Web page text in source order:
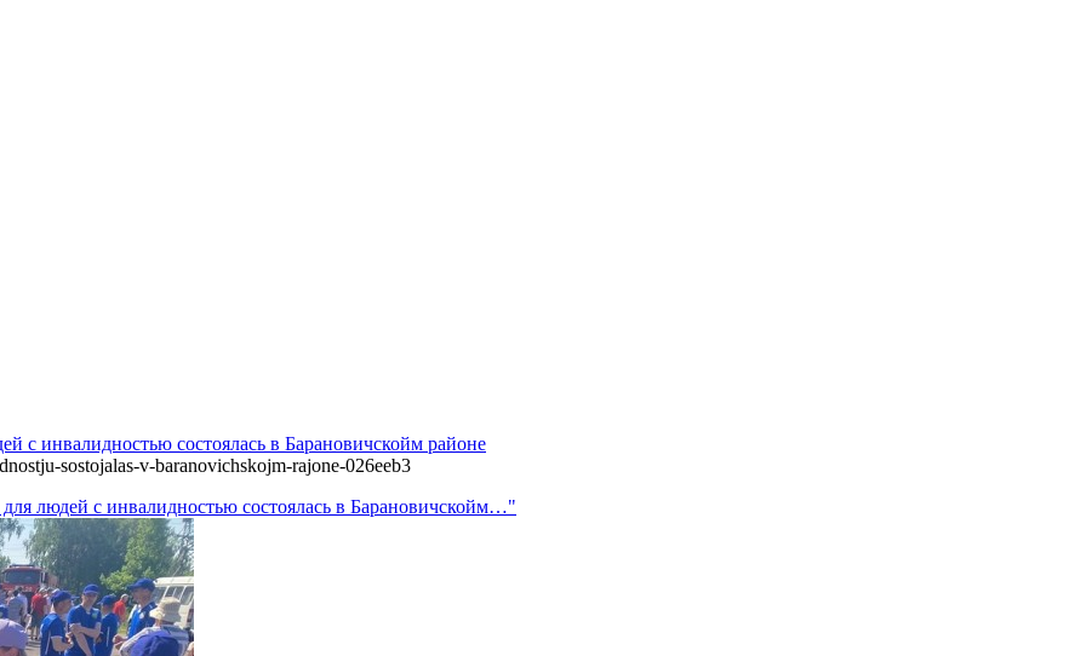
с инвалидностью состоялась в Барановичскойм районе
sostojalas-v-baranovichskojm-rajone-026eeb3
людей с инвалидностью состоялась в Барановичскойм…"